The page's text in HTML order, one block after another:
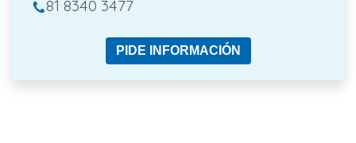
81 8340 3477
PIDE INFORMACIÓN